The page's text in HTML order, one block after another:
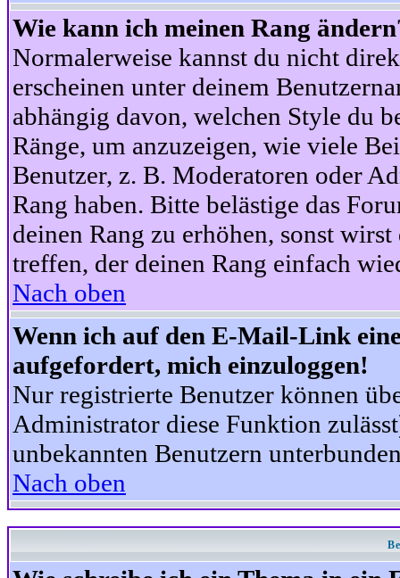
Wie kann ich meinen Rang
Normalerweise kannst du nicht
erscheinen unter deinem
abhängig davon, welchen Style du
Ränge, um anzuzeigen, wie viele
Benutzer, z. B. Moderatoren oder
Rang haben. Bitte belästige das
deinen Rang zu erhöhen, sonst
treffen, der deinen Rang einfach
Nach oben
Wenn ich auf den E-Mail-Link
aufgefordert, mich einzuloggen!
Nur registrierte Benutzer können
Administrator diese Funktion
unbekannten Benutzern
Nach oben